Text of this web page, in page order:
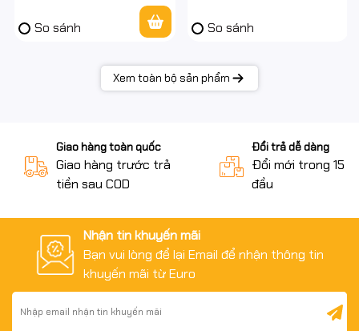
So sánh So sánh
Xem toàn bộ sản phẩm
Giao hàng toàn quốc
Giao hàng trước trả
tiền sau COD
Đổi trả dễ dàng
Đổi mới trong 15
đầu
Nhận tin khuyến mãi
Bạn vui lòng để lại Email để nhận thông tin
khuyến mãi từ Euro